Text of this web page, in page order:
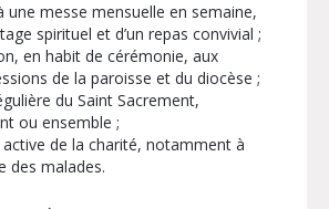
une messe mensuelle en semaine,
spirituel et d’un repas convivial ;
en habit de cérémonie, aux
de la paroisse et du diocèse ;
du Saint Sacrement,
ou ensemble ;
active de la charité, notamment à
des malades.